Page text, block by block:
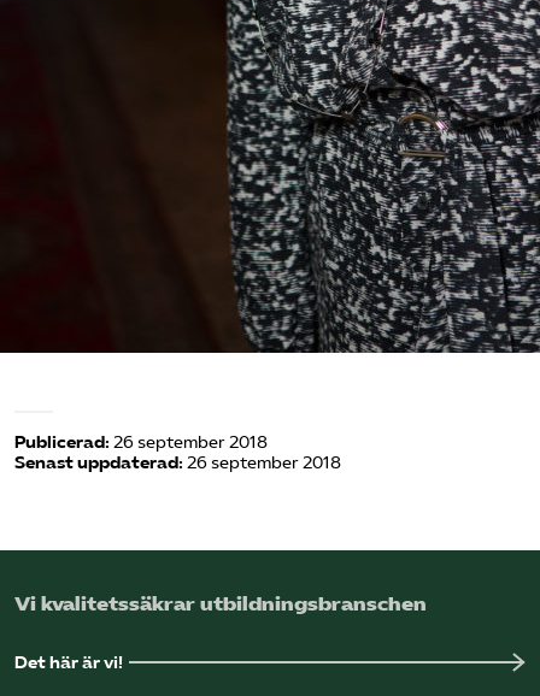
Publicerad: 26 september 2018
Senast uppdaterad: 26 september 2018
Vi kvalitetssäkrar utbildningsbranschen
Det här är vi!